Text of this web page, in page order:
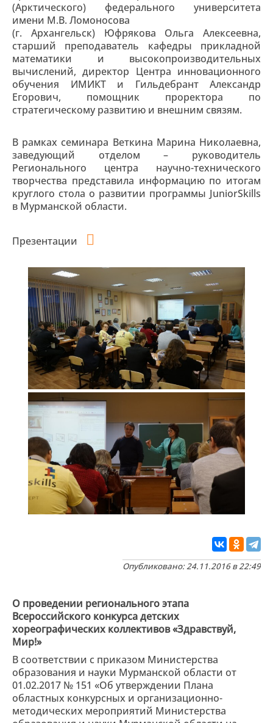
(Арктического) федерального университета
имени М.В. Ломоносова
(г. Архангельск) Юфрякова Ольга Алексеевна,
старший преподаватель кафедры прикладной
математики и высокопроизводительных
вычислений, директор Центра инновационного
обучения ИМИКТ и Гильдебрант Александр
Егорович, помощник проректора по
стратегическому развитию и внешним связям.
В рамках семинара Веткина Марина Николаевна,
заведующий отделом – руководитель
Регионального центра научно-технического
творчества представила информацию по итогам
круглого стола о развитии программы JuniorSkills
в Мурманской области.
Презентации
Опубликовано: 24.11.2016 в 22:49
О проведении регионального этапа
Всероссийского конкурса детских
хореографических коллективов «Здравствуй,
Мир!»
В соответствии с приказом Министерства
образования и науки Мурманской области от
01.02.2017 № 151 «Об утверждении Плана
областных конкурсных и организационно-
методических мероприятий Министерства